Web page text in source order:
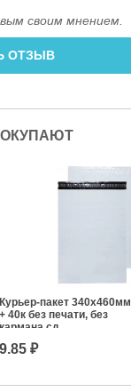
своим мнением.
ОТЗЫВ
Курьер-пакет 340х460мм
+ 40к без печати, без
кармана сд
9.85 ₽